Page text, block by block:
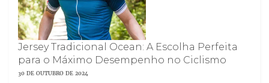
Jersey Tradicional Ocean: A Escolha Perfeita
para o Máximo Desempenho no Ciclismo
30 DE OUTUBRO DE 2024